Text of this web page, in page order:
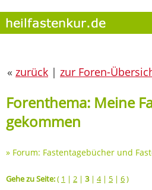
« zurück | zur Foren-
Forenthema: Meine
gekommen
» Forum: Fastentagebücher und
Gehe zu Seite:( 1 | 2 | 3| 4| 5 | 6)